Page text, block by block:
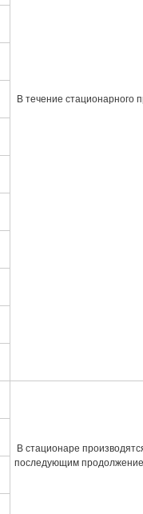
В течение стационарного
В стационаре
последующим